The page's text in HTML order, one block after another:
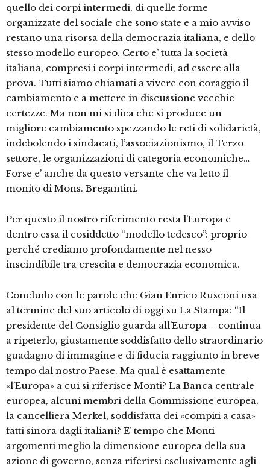
quello dei corpi intermedi, di quelle forme
organizzate del sociale che sono state e a mio avviso
restano una risorsa della democrazia italiana, e dello
stesso modello europeo. Certo e’ tutta la società
italiana, compresi i corpi intermedi, ad essere alla
prova. Tutti siamo chiamati a vivere con coraggio il
cambiamento e a mettere in discussione vecchie
certezze. Ma non mi si dica che si produce un
migliore cambiamento spezzando le reti di solidarietà,
indebolendo i sindacati, l’associazionismo, il Terzo
settore, le organizzazioni di categoria economiche…
Forse e’ anche da questo versante che va letto il
monito di Mons. Bregantini.
Per questo il nostro riferimento resta l’Europa e
dentro essa il cosiddetto “modello tedesco”: proprio
perché crediamo profondamente nel nesso
inscindibile tra crescita e democrazia economica.
Concludo con le parole che Gian Enrico Rusconi usa
al termine del suo articolo di oggi su La Stampa: “Il
presidente del Consiglio guarda all’Europa – continua
a ripeterlo, giustamente soddisfatto dello straordinario
guadagno di immagine e di fiducia raggiunto in breve
tempo dal nostro Paese. Ma qual è esattamente
«l’Europa» a cui si riferisce Monti? La Banca centrale
europea, alcuni membri della Commissione europea,
la cancelliera Merkel, soddisfatta dei «compiti a casa»
fatti sinora dagli italiani? E’ tempo che Monti
argomenti meglio la dimensione europea della sua
azione di governo, senza riferirsi esclusivamente agli